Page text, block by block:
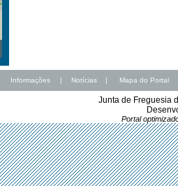
Informações | Notícias | Mapa do Portal
Junta de Freguesia
Portal